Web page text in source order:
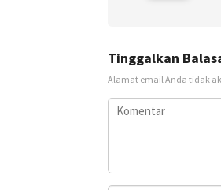
Tinggalkan
Alamat email Anda tidak